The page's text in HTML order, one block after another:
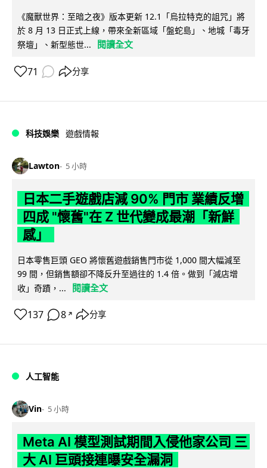
《魔獸世界：至暗之夜》版本更新 12.1「烏拉特克的詛咒」將
於 8 月 13 日正式上線，帶來全新區域「盤蛇島」、地城「毒牙
祭壇」、新型態世...
閱讀全文
71 分享
科技娛樂 遊戲情報
Lawton 5 小時
日本二手遊戲店減 90% 門市 業績反增
四成 "懷舊"在 Z 世代變成最潮「新鮮
感」
日本零售巨頭 GEO 將懷舊遊戲銷售門市從 1,000 間大幅減至
99 間，但銷售額卻不降反升至過往的 1.4 倍。做到「減店增
收」奇蹟，...
閱讀全文
137 8 ↗ 分享
人工智能
Vin 5 小時
Meta AI 模型測試期間入侵他家公司 三
大 AI 巨頭接連曝安全漏洞